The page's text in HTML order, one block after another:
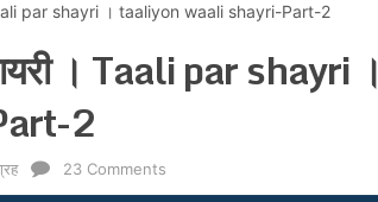
Taali par shayri । taaliyon waali shayri-Part-2
। Taali par shayri ।
2
23 Comments